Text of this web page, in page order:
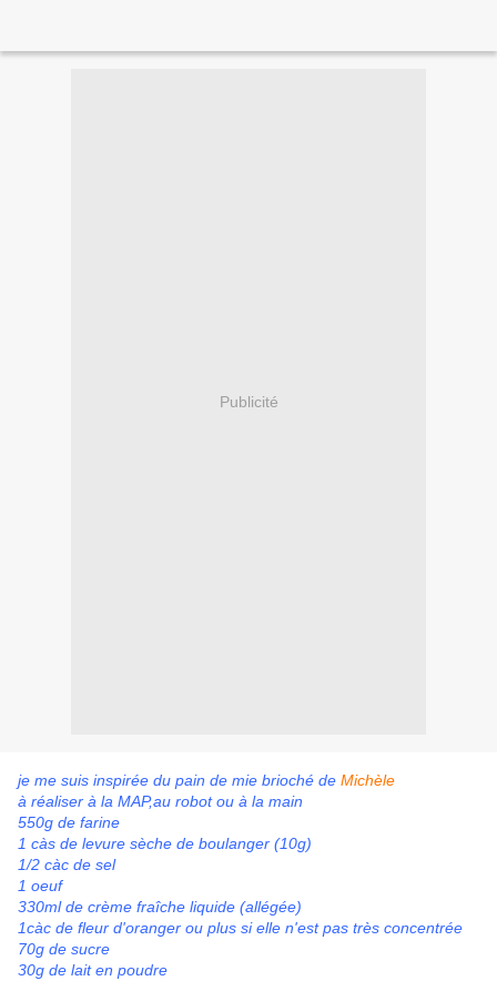
Publicité
je me suis inspirée du pain de mie brioché de Michèle
à réaliser à la MAP,au robot ou à la main
550g de farine
1 càs de levure sèche de boulanger (10g)
1/2 càc de sel
1 oeuf
330ml de crème fraîche liquide (allégée)
1càc de fleur d'oranger ou plus si elle n'est pas très concentrée
70g de sucre
30g de lait en poudre